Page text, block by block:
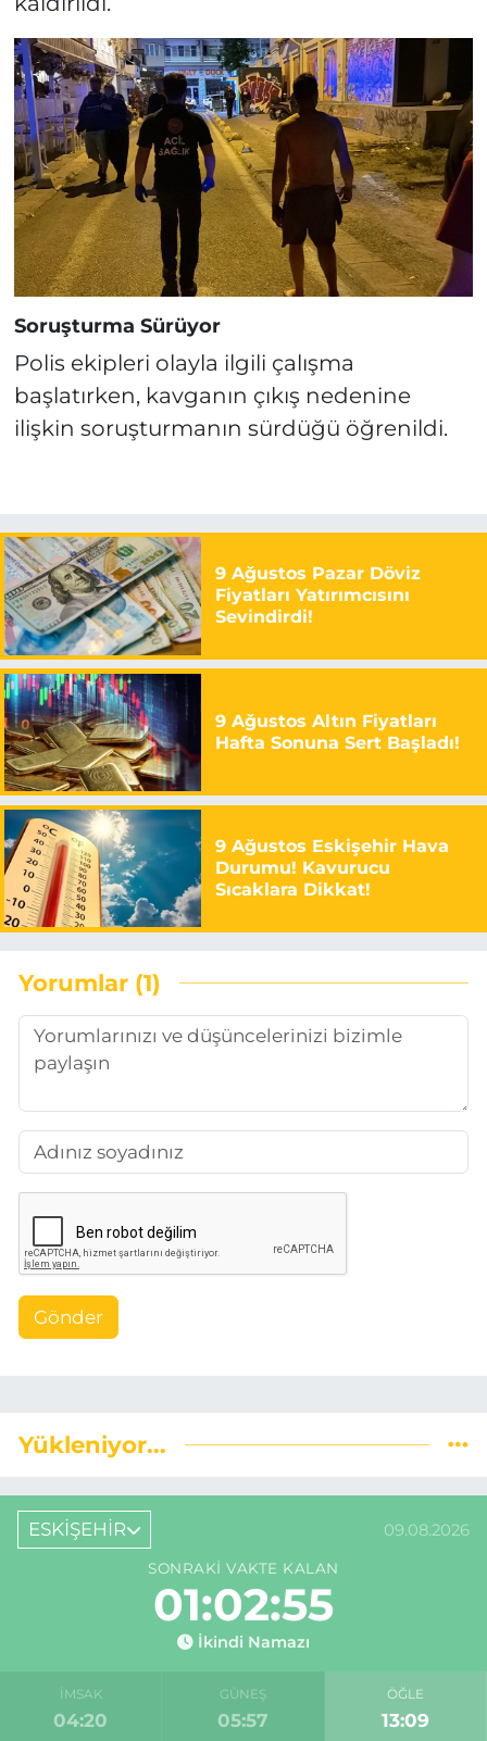
Soruşturma Sürüyor
Polis ekipleri olayla ilgili çalışma
başlatırken, kavganın çıkış nedenine
ilişkin soruşturmanın sürdüğü öğrenildi.
9 Ağustos Pazar Döviz
Fiyatları Yatırımcısını
Sevindirdi!
9 Ağustos Altın Fiyatları
Hafta Sonuna Sert Başladı!
9 Ağustos Eskişehir Hava
Durumu! Kavurucu
Sıcaklara Dikkat!
Yorumlar (1)
Gönder
Yükleniyor...
ESKİŞEHİR 09.08.2026
SONRAKI VAKTE KALAN
01:02:54
İkindi Namazı
İMSAK
04:20
GÜNEŞ
05:57
ÖĞLE
13:09